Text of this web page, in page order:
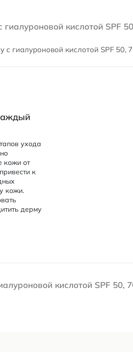
кислотой SPF
гиалуроновой кислотой SPF 50,
ухода
кожи от
к
кожи.
дерму
кислотой SPF 50,